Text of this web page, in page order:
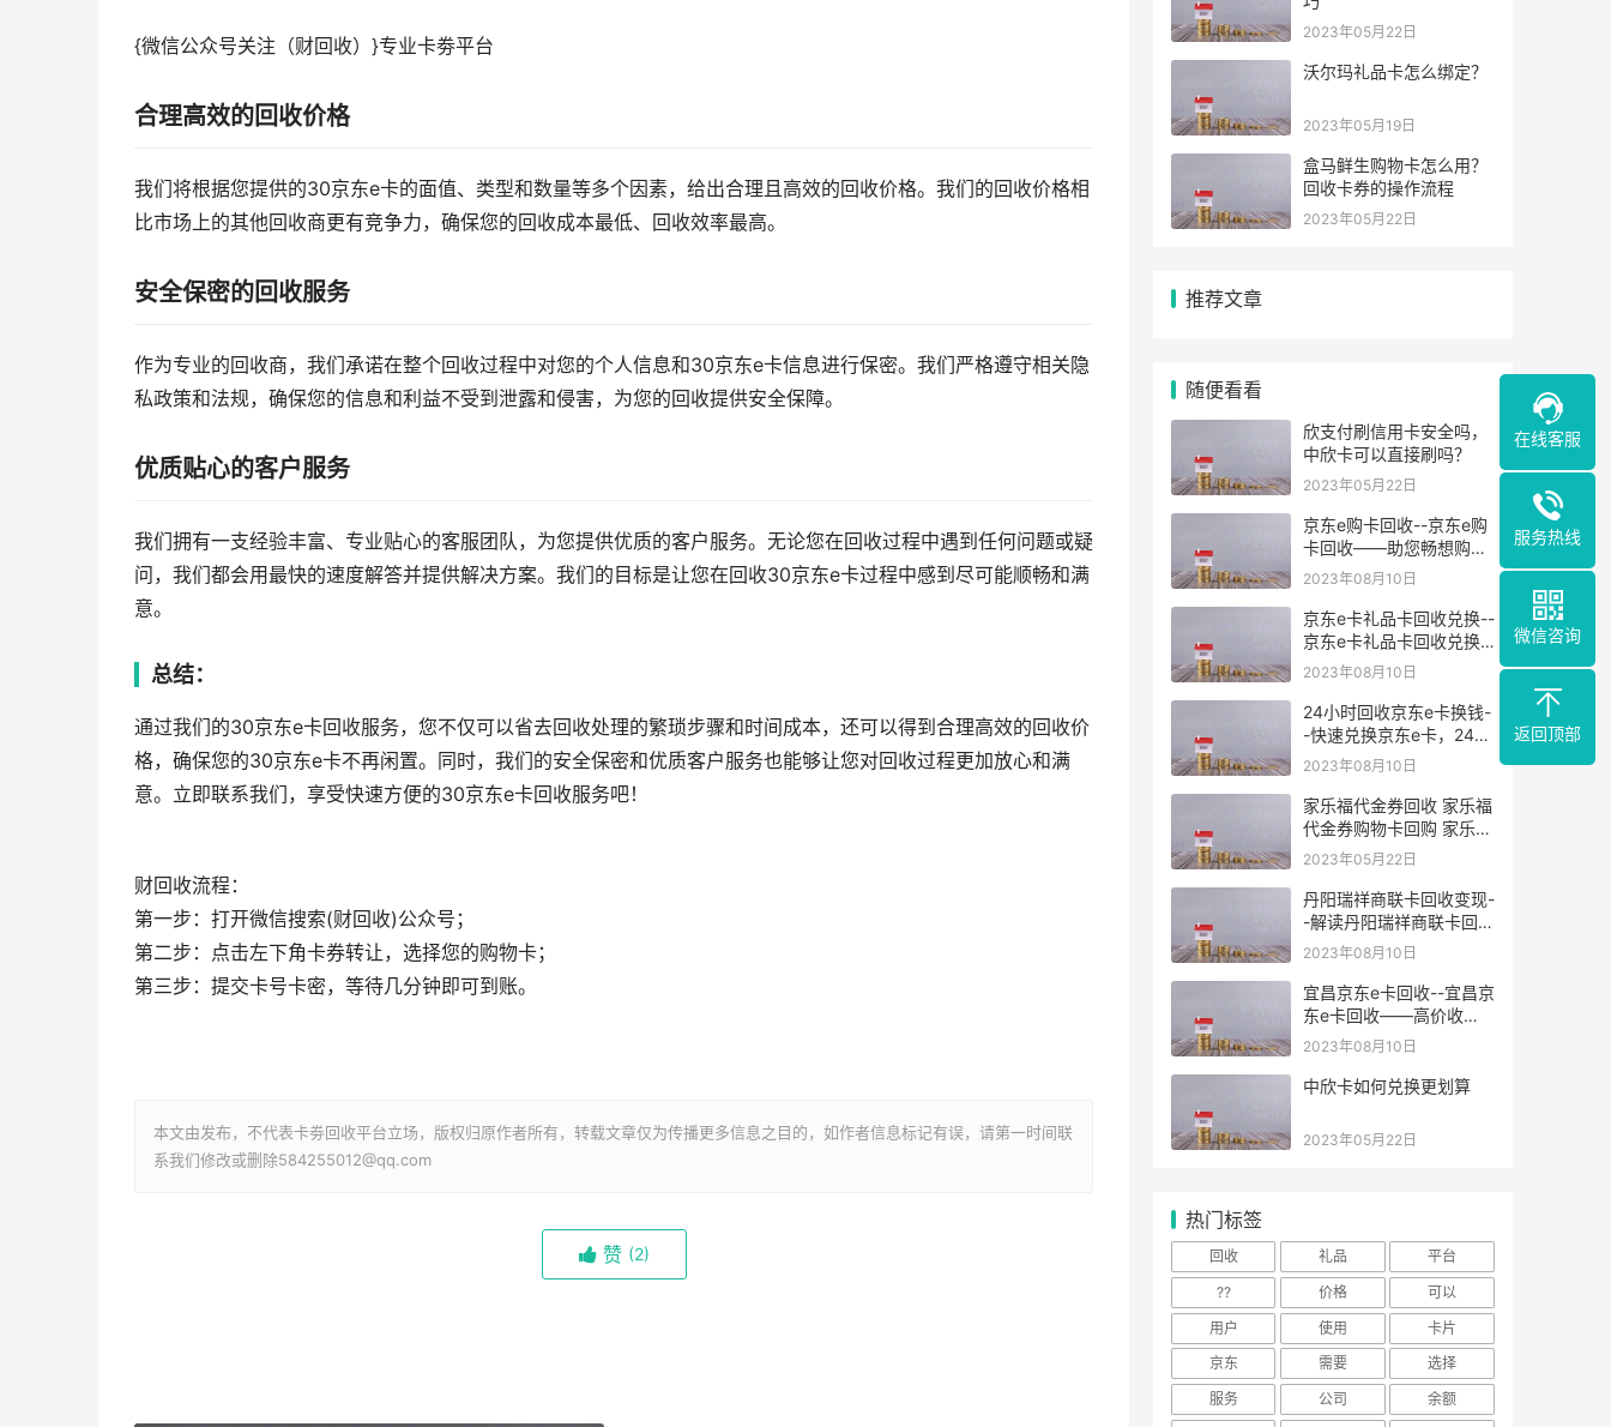
{微信公众号关注（财回收）}专业卡劵平台
合理高效的回收价格
我们将根据您提供的30京东e卡的面值、类型和数量等多个因素，给出合理且高效的回收价格。我们的回收价格相
比市场上的其他回收商更有竞争力，确保您的回收成本最低、回收效率最高。
安全保密的回收服务
作为专业的回收商，我们承诺在整个回收过程中对您的个人信息和30京东e卡信息进行保密。我们严格遵守相关隐
私政策和法规，确保您的信息和利益不受到泄露和侵害，为您的回收提供安全保障。
优质贴心的客户服务
我们拥有一支经验丰富、专业贴心的客服团队，为您提供优质的客户服务。无论您在回收过程中遇到任何问题或疑
问，我们都会用最快的速度解答并提供解决方案。我们的目标是让您在回收30京东e卡过程中感到尽可能顺畅和满
意。
总结：
通过我们的30京东e卡回收服务，您不仅可以省去回收处理的繁琐步骤和时间成本，还可以得到合理高效的回收价
格，确保您的30京东e卡不再闲置。同时，我们的安全保密和优质客户服务也能够让您对回收过程更加放心和满
意。立即联系我们，享受快速方便的30京东e卡回收服务吧！
财回收流程：
第一步：打开微信搜索(财回收)公众号；
第二步：点击左下角卡券转让，选择您的购物卡；
第三步：提交卡号卡密，等待几分钟即可到账。
本文由发布，不代表卡劵回收平台立场，版权归原作者所有，转载文章仅为传播更多信息之目的，如作者信息标记有误，请第一时间联
系我们修改或删除584255012@qq.com
赞 (2)
2023年05月22日
沃尔玛礼品卡怎么绑定？
2023年05月19日
盒马鲜生购物卡怎么用？
回收卡券的操作流程
2023年05月22日
推荐文章
随便看看
欣支付刷信用卡安全吗，
中欣卡可以直接刷吗？
2023年05月22日
京东e购卡回收--京东e购
卡回收——助您畅想购物
乐趣
2023年08月10日
京东e卡礼品卡回收兑换--
京东e卡礼品卡回收兑换
——为您的礼品卡解困
2023年08月10日
24小时回收京东e卡换钱-
-快速兑换京东e卡，24小
时回收网站！
2023年08月10日
家乐福代金券回收 家乐福
代金券购物卡回购 家乐福
代金券礼品卡回收兑换平
手提现交易
2023年05月22日
丹阳瑞祥商联卡回收变现-
-解读丹阳瑞祥商联卡回收
变现行情
2023年08月10日
宜昌京东e卡回收--宜昌京
东e卡回收——高价收
购，安全可靠
2023年08月10日
中欣卡如何兑换更划算
2023年05月22日
热门标签
回收 礼品
平台
??
价格
可以
用户
使用
卡片
京东
需要
选择
服务
公司
余额
在线客服
服务热线
微信咨询
返回顶部